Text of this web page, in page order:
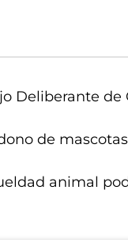
Deliberante de
de
animal